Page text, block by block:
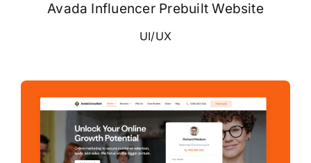
Avada Influencer Prebuilt Website
UI/UX